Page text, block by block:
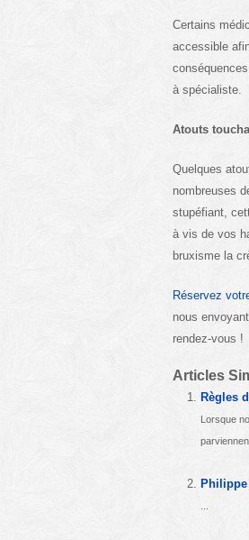
Certains
accessible
à spécialiste.
Atouts
Quelques
nombreuses
stupéfiant,
à vis de vos
bruxisme la
Réservez
nous
rendez-vous !
Articles
Règles
Lorsque
parviennent